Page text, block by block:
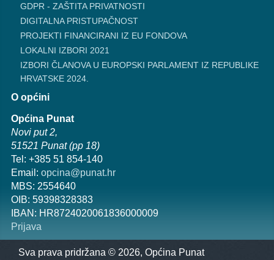
GDPR - ZAŠTITA PRIVATNOSTI
DIGITALNA PRISTUPAČNOST
PROJEKTI FINANCIRANI IZ EU FONDOVA
LOKALNI IZBORI 2021
IZBORI ČLANOVA U EUROPSKI PARLAMENT IZ REPUBLIKE
HRVATSKE 2024.
O općini
Općina Punat
Novi put 2,
51521 Punat (pp 18)
Tel: +385 51 854-140
Email: opcina@punat.hr
MBS: 2554640
OIB: 59398328383
IBAN: HR8724020061836000009
Prijava
Sva prava pridržana © 2026, Općina Punat